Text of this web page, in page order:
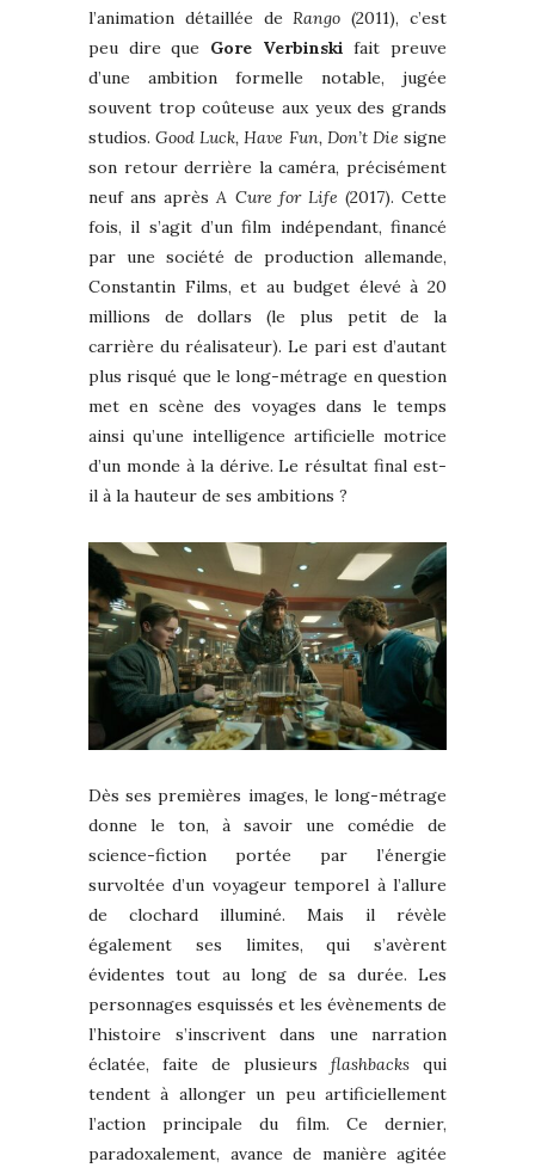
l’animation détaillée de Rango(2011), c’est
peu dire que Gore Verbinski fait preuve
d’une ambition formelle notable, jugée
souvent trop coûteuse aux yeux des grands
studios.Good Luck, Have Fun, Don’t Diesigne
son retour derrière la caméra, précisément
neuf ans après A Cure for Life (2017). Cette
fois, il s’agit d’un film indépendant, financé
par une société de production allemande,
Constantin Films, et au budget élevé à 20
millions de dollars (le plus petit de la
carrière du réalisateur). Le pari est d’autant
plus risqué que le long-métrage en question
met en scène des voyages dans le temps
ainsi qu’une intelligence artificielle motrice
d’un monde à la dérive. Le résultat final est-
il à la hauteur de ses ambitions ?
Dès ses premières images, le long-métrage
donne le ton, à savoir une comédie de
science-fiction portée par l’énergie
survoltée d’un voyageur temporel à l’allure
de clochard illuminé. Mais il révèle
également ses limites, qui s’avèrent
évidentes tout au long de sa durée. Les
personnages esquissés et les évènements de
l’histoire s’inscrivent dans une narration
éclatée, faite de plusieurs flashbacks qui
tendent à allonger un peu artificiellement
l’action principale du film. Ce dernier,
paradoxalement, avance de manière agitée